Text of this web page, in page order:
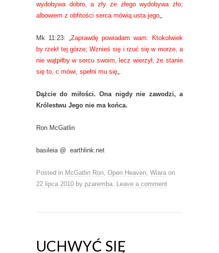
wydobywa dobro, a zły ze złego wydobywa zło;
albowiem z obfitości serca mówią usta jego„.
Mk 11:23: „Zaprawdę powiadam wam: Ktokolwiek
by rzekł tej górze; Wznieś się i rzuć się w morze, a
nie wątpiłby w sercu swoim, lecz wierzył, że stanie
się to, c mówi, spełni mu się„.
Dążcie do miłości. Ona nigdy nie zawodzi, a
Królestwu Jego nie ma końca.
Ron McGatlin
basileia @ earthlink.net
Posted in McGatlin Ron, Open Heaven, Wiara on
22 lipca 2010 by pzaremba. Leave a comment
UCHWYĆ SIĘ